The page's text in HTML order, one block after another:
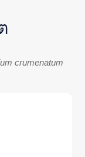
crumenatum